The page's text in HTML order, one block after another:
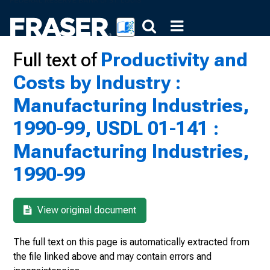
Full text ofProductivity and
Costs by Industry :
Manufacturing Industries,
1990-99, USDL 01-141 :
Manufacturing Industries,
1990-99
View original document
The full text on this page is automatically extracted from
the file linked above and may contain errors and